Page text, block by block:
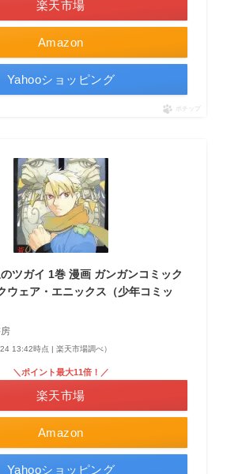
Amazon
楽天市場
Yahooショッピング
ポチップ
のツガイ 1巻 漫画 ガンガンコミック
ウェア・エニックス（少年コミッ
13:42時点 | 楽天市場調べ）
Amazon
＼ポイント最大11倍！／
楽天市場
Yahooショッピング